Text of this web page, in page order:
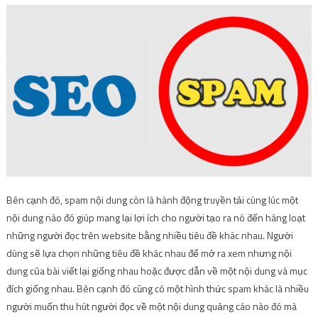
Bên cạnh đó, spam nội dung còn là hành động truyền tải cùng lúc một
nội dung nào đó giúp mang lại lợi ích cho người tạo ra nó đến hàng loạt
những người đọc trên website bằng nhiều tiêu đề khác nhau. Người
dùng sẽ lựa chọn những tiêu đề khác nhau để mở ra xem nhưng nội
dung của bài viết lại giống nhau hoặc được dẫn về một nội dung và mục
đích giống nhau. Bên cạnh đó cũng có một hình thức spam khác là nhiều
người muốn thu hút người đọc về một nội dung quảng cáo nào đó mà